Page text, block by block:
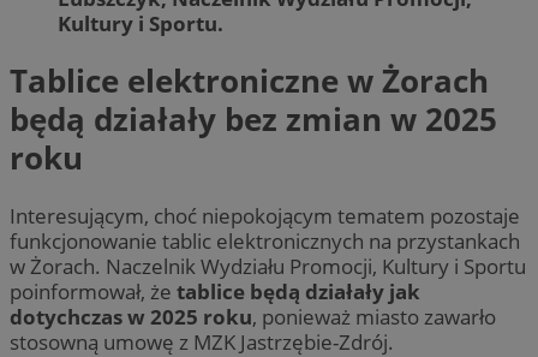
Kultury i Sportu.
Tablice elektroniczne w Żorach
będą działały bez zmian w 2025
roku
Interesującym, choć niepokojącym tematem pozostaje
funkcjonowanie tablic elektronicznych na przystankach
w Żorach. Naczelnik Wydziału Promocji, Kultury i Sportu
poinformował, że tablice będą działały jak
dotychczas w 2025 roku, ponieważ miasto zawarło
stosowną umowę z MZK Jastrzębie-Zdrój.